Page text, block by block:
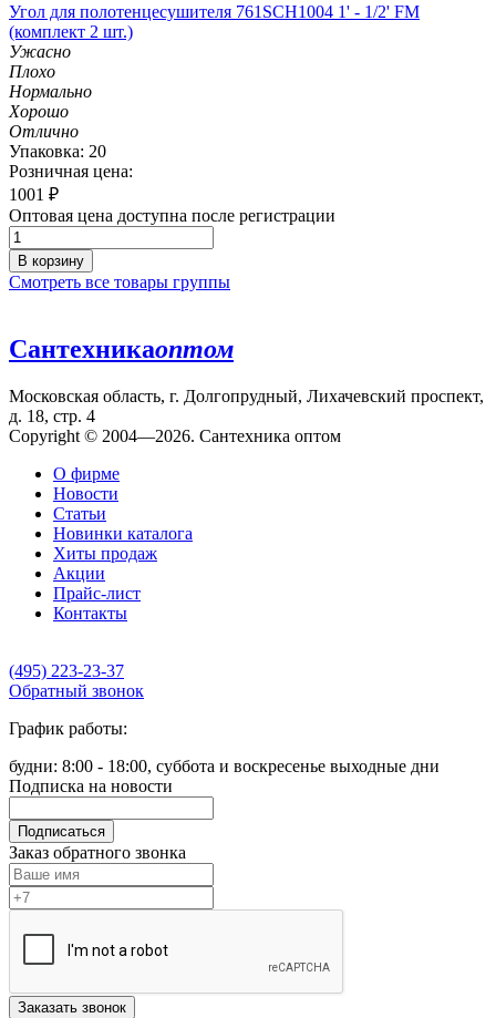
Угол для полотенцесушителя 761SCH1004 1' - 1/2' FM
(комплект 2 шт.)
Ужасно
Плохо
Нормально
Хорошо
Отлично
Упаковка: 20
Розничная цена:
1001 ₽
Оптовая цена доступна после регистрации
В корзину
Смотреть все товары группы
Сантехникаоптом
Московская область, г. Долгопрудный, Лихачевский проспект,
д. 18, стр. 4
Copyright © 2004—2026. Сантехника оптом
О фирме
Новости
Статьи
Новинки каталога
Хиты продаж
Акции
Прайс-лист
Контакты
(495) 223-23-37
Обратный звонок
График работы:
будни: 8:00 - 18:00, суббота и воскресенье выходные дни
Подписка на новости
Подписаться
Заказ обратного звонка
Заказать звонок